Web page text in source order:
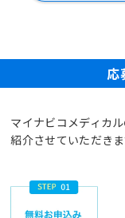
応
マイナビコメディカ
紹介させていただきま